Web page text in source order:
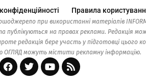
Правила
при використанні матеріалів
на правах реклами. Редакція
бере участь у підготовці цього
ОГЛЯД можуть містити рекламну інформацію.